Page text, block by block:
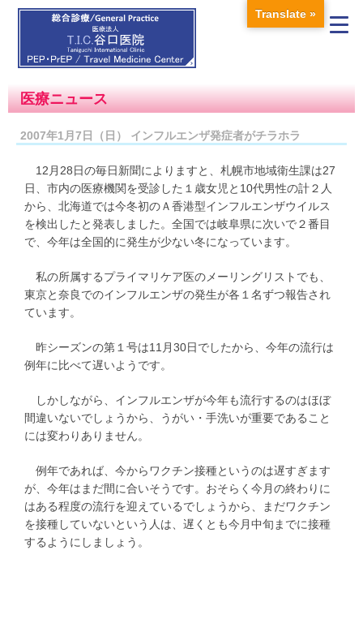
医療ニュース
2007年1月7日（日） インフルエンザ発症者がチラホラ
12月28日の毎日新聞によりますと、札幌市地域衛生課は27
日、市内の医療機関を受診した１歳女児と10代男性の計２人
から、北海道では今冬初のＡ香港型インフルエンザウイルス
を検出したと発表しました。全国では岐阜県に次いで２番目
で、今年は全国的に発生が少ない冬になっています。
私の所属するプライマリケア医のメーリングリストでも、
東京と奈良でのインフルエンザの発生が各１名ずつ報告され
ています。
昨シーズンの第１号は11月30日でしたから、今年の流行は
例年に比べて遅いようです。
しかしながら、インフルエンザが今年も流行するのはほぼ
間違いないでしょうから、うがい・手洗いが重要であること
には変わりありません。
例年であれば、今からワクチン接種というのは遅すぎます
が、今年はまだ間に合いそうです。おそらく今月の終わりに
はある程度の流行を迎えているでしょうから、まだワクチン
を接種していないという人は、遅くとも今月中旬までに接種
するようにしましょう。
Translate »